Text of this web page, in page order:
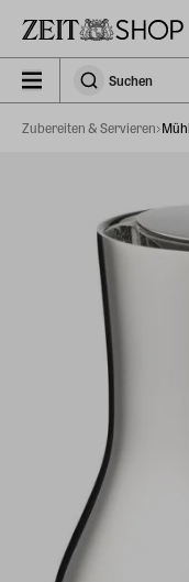
SuchenSuchen
Zubereiten & Servieren